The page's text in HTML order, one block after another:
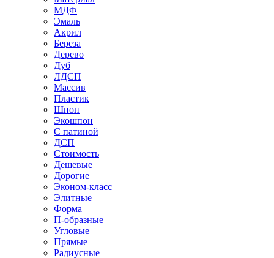
МДФ
Эмаль
Акрил
Береза
Дерево
Дуб
ЛДСП
Массив
Пластик
Шпон
Экошпон
С патиной
ДСП
Стоимость
Дешевые
Дорогие
Эконом-класс
Элитные
Форма
П-образные
Угловые
Прямые
Радиусные